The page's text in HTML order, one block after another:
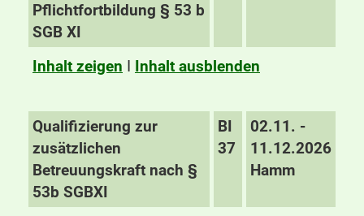
Pflichtfortbildung § 53 b
SGB XI
Inhalt zeigen I Inhalt ausblenden
Qualifizierung zur
zusätzlichen
Betreuungskraft nach §
53b SGBXI
BI
37
02.11. -
11.12.2026
Hamm